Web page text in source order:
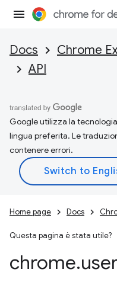
Docs Chrome
API
Google utilizza la
lingua preferita. Le
contenere errori.
Home page Docs
Questa pagina è stata utile?
chrome.